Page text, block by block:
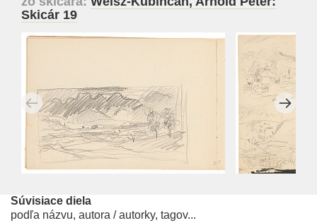
Skicár 19
Súvisiace diela
podľa názvu, autora / autorky, tagov...